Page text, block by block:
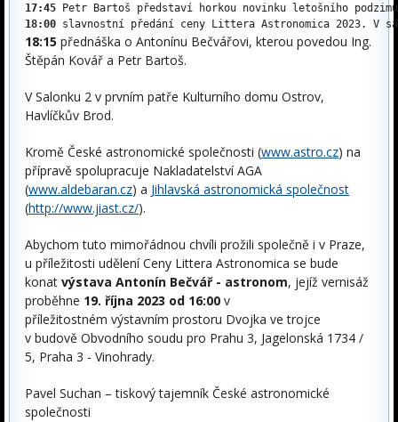
17:45 Petr Bartoš představí horkou novinku letošního
18:00 slavnostní předání ceny Littera Astronomica 2023. V
18:15 přednáška o Antonínu Bečvářovi, kterou povedou Ing.
Štěpán Kovář a Petr Bartoš.
V Salonku 2 v prvním patře Kulturního domu Ostrov,
Havlíčkův Brod.
Kromě České astronomické společnosti (www.astro.cz) na
přípravě spolupracuje Nakladatelství AGA
(www.aldebaran.cz) a Jihlavská astronomická společnost
(http://www.jiast.cz/).
Abychom tuto mimořádnou chvíli prožili společně i v Praze,
u příležitosti udělení Ceny Littera Astronomica se bude
konat výstava Antonín Bečvář - astronom, jejíž vernisáž
proběhne 19. října 2023 od 16:00 v
příležitostném výstavním prostoru Dvojka ve trojce
v budově Obvodního soudu pro Prahu 3, Jagelonská 1734 /
5, Praha 3 - Vinohrady.
Pavel Suchan – tiskový tajemník České astronomické
společnosti